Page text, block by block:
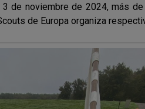
de noviembre de 2024, más
de Europa organiza